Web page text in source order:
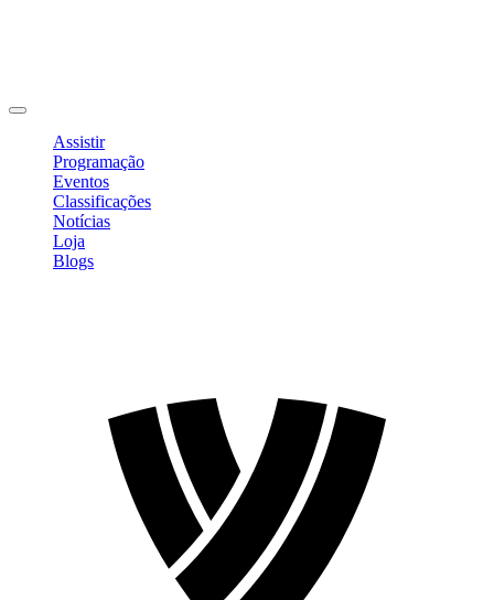
Assistir
Programação
Eventos
Classificações
Notícias
Loja
Blogs